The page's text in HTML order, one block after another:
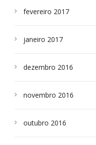
fevereiro 2017
janeiro 2017
dezembro 2016
novembro 2016
outubro 2016